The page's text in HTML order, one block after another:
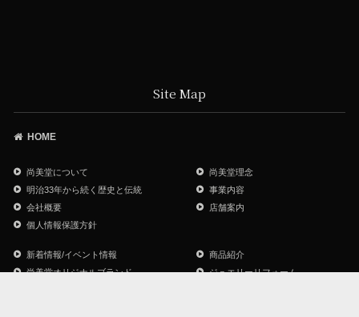
Site Map
HOME
尚美堂について
尚美堂理念
明治33年から続く歴史と伝統
事業内容
会社概要
店舗案内
個人情報保護方針
新着情報/イベント情報
商品紹介
尚美堂オリジナルブランド
ジュエリーリフォーム